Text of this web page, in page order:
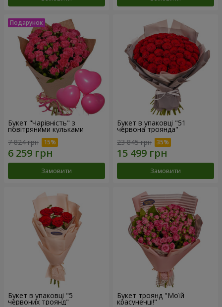
Букет "Чарівність" з
повітряними кульками
7 824 грн
Замовити
Букет в упаковці "51
червона троянда"
23 845 грн
Замовити
Букет в упаковці "5
червоних троянд"
Букет троянд "Моїй
красунечці!"